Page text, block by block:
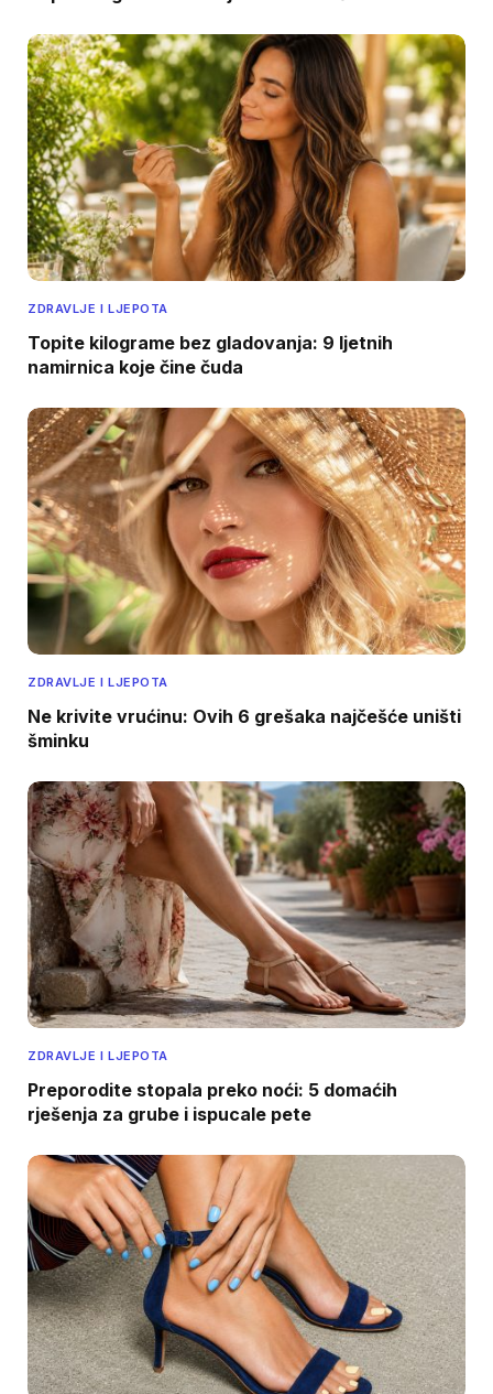
ZDRAVLJE I LJEPOTA
Topite kilograme bez gladovanja: 9 ljetnih
namirnica koje čine čuda
ZDRAVLJE I LJEPOTA
Ne krivite vrućinu: Ovih 6 grešaka najčešće uništi
šminku
ZDRAVLJE I LJEPOTA
Preporodite stopala preko noći: 5 domaćih
rješenja za grube i ispucale pete